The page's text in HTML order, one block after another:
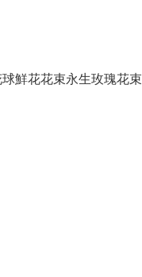
球鮮花花束永生玫瑰花束